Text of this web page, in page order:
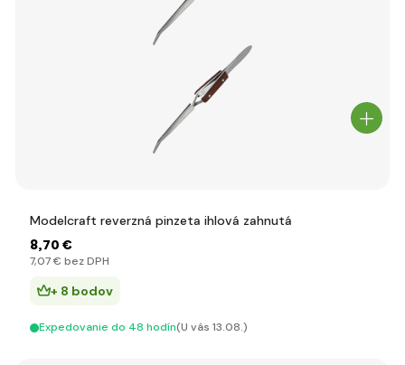
Modelcraft reverzná pinzeta ihlová zahnutá
8,70 €
7,07 € bez DPH
+ 8 bodov
Expedovanie do 48 hodín(U vás 13.08.)